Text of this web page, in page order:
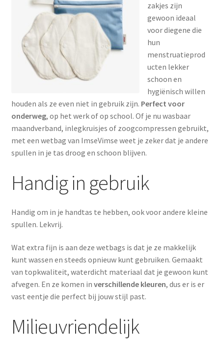
zakjes zijn
gewoon ideaal
voor diegene die
hun
menstruatieprod
ucten lekker
schoon en
hygiënisch willen
houden als ze even niet in gebruik zijn. Perfect voor
onderweg, op het werk of op school. Of je nu wasbaar
maandverband, inlegkruisjes of zoogcompressen gebruikt,
met een wetbag van ImseVimse weet je zeker dat je andere
spullen in je tas droog en schoon blijven.
Handig in gebruik
Handig om in je handtas te hebben, ook voor andere kleine
spullen. Lekvrij.
Wat extra fijn is aan deze wetbags is dat je ze makkelijk
kunt wassen en steeds opnieuw kunt gebruiken. Gemaakt
van topkwaliteit, waterdicht materiaal dat je gewoon kunt
afvegen. En ze komen in verschillende kleuren, dus er is er
vast eentje die perfect bij jouw stijl past.
Milieuvriendelijk